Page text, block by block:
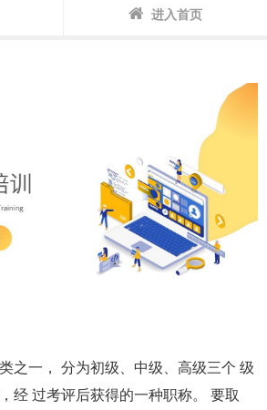
进入首页
之一， 分为初级、中级、高级三个 级
经 过考评后获得的一种职称。 要取